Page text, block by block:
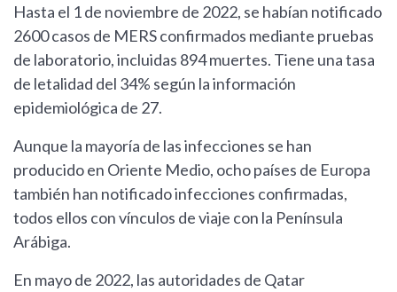
Hasta el 1 de noviembre de 2022, se habían notificado
2600 casos de MERS confirmados mediante pruebas
de laboratorio, incluidas 894 muertes. Tiene una tasa
de letalidad del 34% según la información
epidemiológica de 27.
Aunque la mayoría de las infecciones se han
producido en Oriente Medio, ocho países de Europa
también han notificado infecciones confirmadas,
todos ellos con vínculos de viaje con la Península
Arábiga.
En mayo de 2022, las autoridades de Qatar